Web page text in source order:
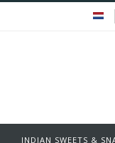
INDIAN SWEETS &